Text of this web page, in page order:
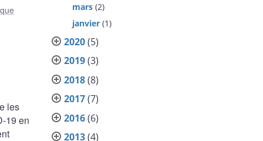
les
19 en
mars (2)
janvier (1)
2020(5)
2019(3)
2018(8)
2017(7)
2016(6)
2013(4)